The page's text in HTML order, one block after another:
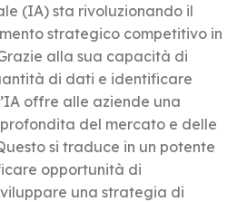
(IA) sta rivoluzionando il
strategico competitivo in
alla sua capacità di
di dati e identificare
offre alle aziende una
del mercato e delle
si traduce in un potente
opportunità di
una strategia di